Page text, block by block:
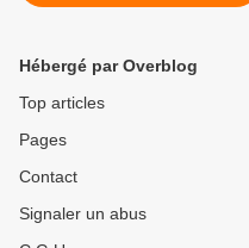
Hébergé par Overblog
Top articles
Pages
Contact
Signaler un abus